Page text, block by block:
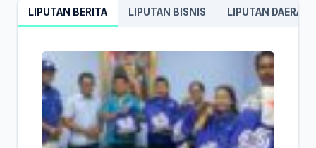
LIPUTAN BERITA LIPUTAN BISNIS LIPUTAN DAERAH